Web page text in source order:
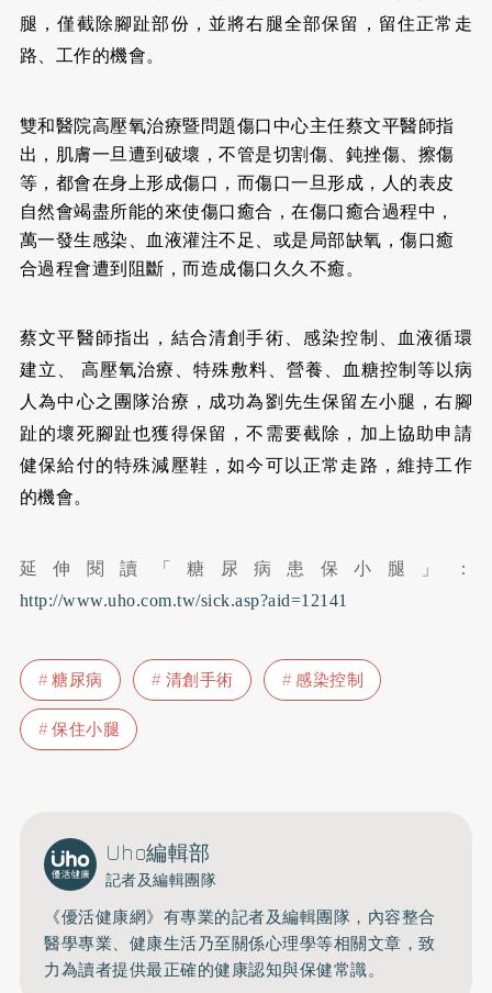
腿，僅截除腳趾部份，並將右腿全部保留，留住正常走
路、工作的機會。
雙和醫院高壓氧治療暨問題傷口中心主任蔡文平醫師指
出，肌膚一旦遭到破壞，不管是切割傷、鈍挫傷、擦傷
等，都會在身上形成傷口，而傷口一旦形成，人的表皮
自然會竭盡所能的來使傷口癒合，在傷口癒合過程中，
萬一發生感染、血液灌注不足、或是局部缺氧，傷口癒
合過程會遭到阻斷，而造成傷口久久不癒。
蔡文平醫師指出，結合清創手術、感染控制、血液循環
建立、 高壓氧治療、特殊敷料、營養、血糖控制等以病
人為中心之團隊治療，成功為劉先生保留左小腿，右腳
趾的壞死腳趾也獲得保留，不需要截除，加上協助申請
健保給付的特殊減壓鞋，如今可以正常走路，維持工作
的機會。
延伸閱讀「糖尿病患保小腿」：
http://www.uho.com.tw/sick.asp?aid=12141
糖尿病 清創手術
感染控制
保住小腿
Uho編輯部
記者及編輯團隊
《優活健康網》有專業的記者及編輯團隊，內容整合
醫學專業、健康生活乃至關係心理學等相關文章，致
力為讀者提供最正確的健康認知與保健常識。